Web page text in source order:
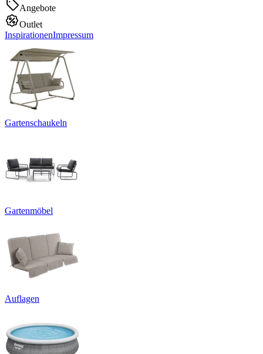
Angebote
Outlet
InspirationenImpressum
Gartenschaukeln
Gartenmöbel
Auflagen